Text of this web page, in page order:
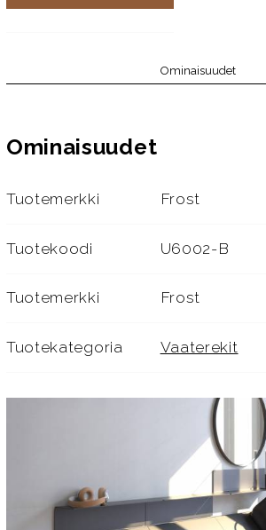
Ominaisuudet
Ominaisuudet
Tuotemerkki Frost
Tuotekoodi U6002-B
Tuotemerkki Frost
Tuotekategoria Vaaterekit